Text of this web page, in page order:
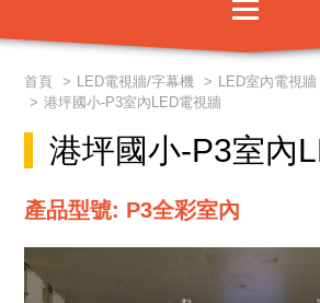
服務項目
最新消息
聯絡我們
關於豐迎
合作廠商
首頁 LED電視牆/字幕機
LED室內電視牆
港坪國小-P3室內LED電視牆
港坪國小-P3室內
產品型號: P3全彩室內